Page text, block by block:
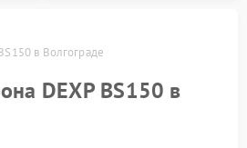
в Волгограде
DEXP BS150 в